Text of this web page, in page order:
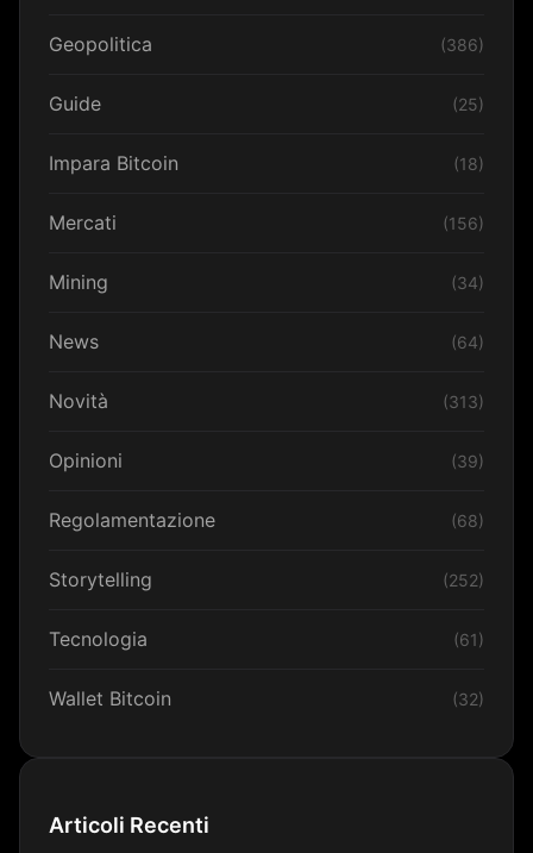
Geopolitica (386)
Guide (25)
Impara Bitcoin (18)
Mercati (156)
Mining (34)
News (64)
Novità (313)
Opinioni (39)
Regolamentazione (68)
Storytelling (252)
Tecnologia (61)
Wallet Bitcoin (32)
Articoli Recenti